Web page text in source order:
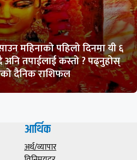
महिनाको पहिलो दिनमा यी ६
अनि तपाईलाई कस्तो ? पढ्नुहोस्
दैनिक राशिफल
आर्थिक
अर्थ/व्यापार